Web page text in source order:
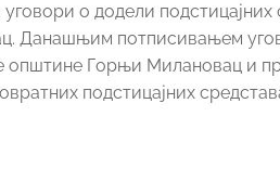
о додели подстицајних
Данашњим потписивањем
општине Горњи Милановац и
подстицајних